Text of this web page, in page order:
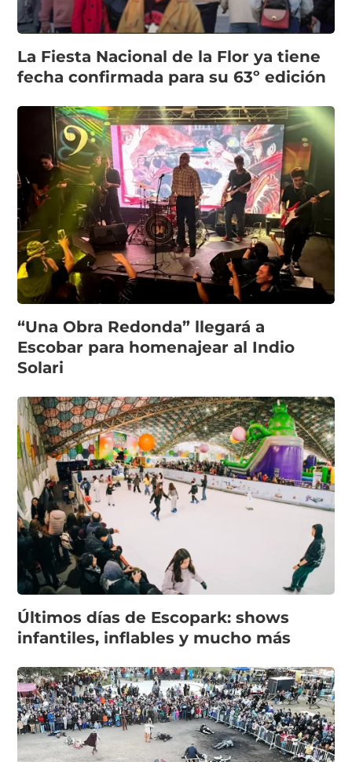
La Fiesta Nacional de la Flor ya tiene
fecha confirmada para su 63º edición
“Una Obra Redonda” llegará a
Escobar para homenajear al Indio
Solari
Últimos días de Escopark: shows
infantiles, inflables y mucho más